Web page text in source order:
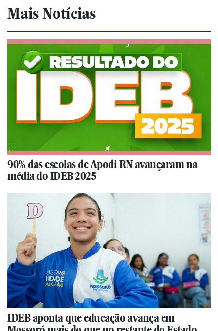
Mais Notícias
90% das escolas de Apodi-RN avançaram na
média do IDEB 2025
IDEB aponta que educação avança em